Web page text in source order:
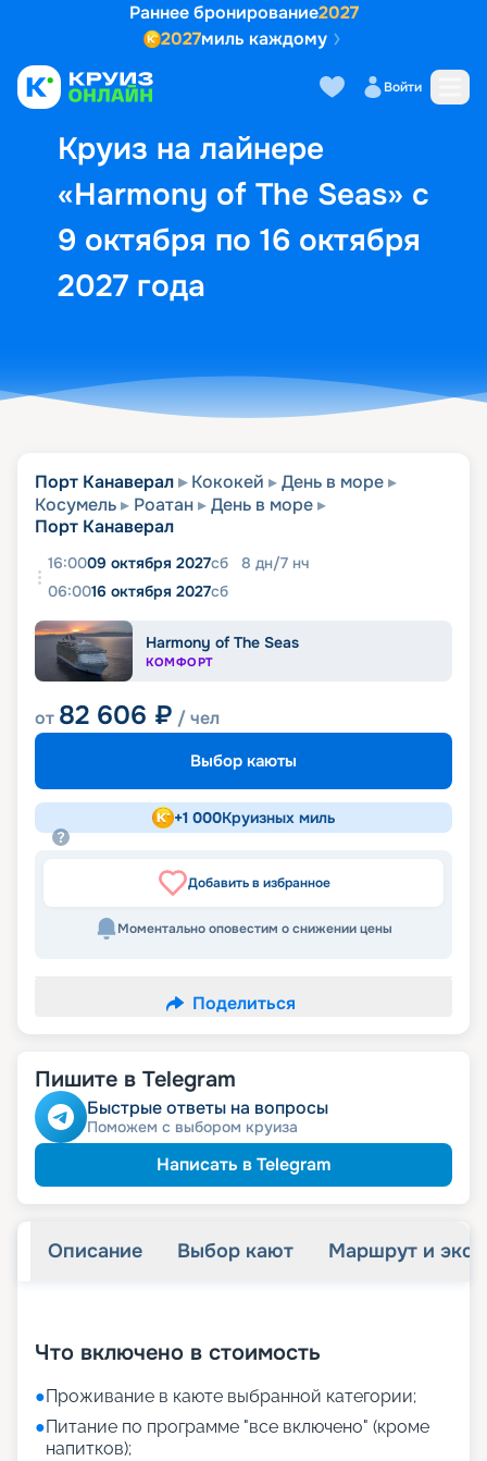
Раннее бронирование2027
2027миль каждому
Войти
Круиз на лайнере
«Harmony of The Seas» с
9 октября по 16 октября
2027 года
Выбор кают Маршрут и
Порт Канаверал Кококей
День в море
Косумель
Роатан
День в море
Порт Канаверал
16:0009 октября 2027сб 8 дн/7 нч
06:0016 октября 2027сб
Harmony of The Seas
КОМФОРТ
от 82 606 ₽ / чел
Выбор каюты
+1 000Круизных миль
Добавить в избранное
Моментально оповестим о снижении цены
Поделиться
Пишите в Telegram
Быстрые ответы на вопросы
Поможем с выбором круиза
Написать в Telegram
Описание Выбор кают Маршрут и
Что включено в стоимость
●Проживание в каюте выбранной категории;
●Питание по программе "все включено" (кроме
напитков);